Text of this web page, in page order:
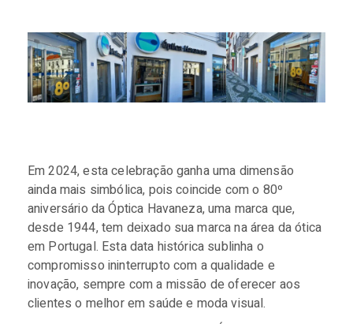
Em 2024, esta celebração ganha uma dimensão
ainda mais simbólica, pois coincide com o 80º
aniversário da Óptica Havaneza, uma marca que,
desde 1944, tem deixado sua marca na área da ótica
em Portugal. Esta data histórica sublinha o
compromisso ininterrupto com a qualidade e
inovação, sempre com a missão de oferecer aos
clientes o melhor em saúde e moda visual.